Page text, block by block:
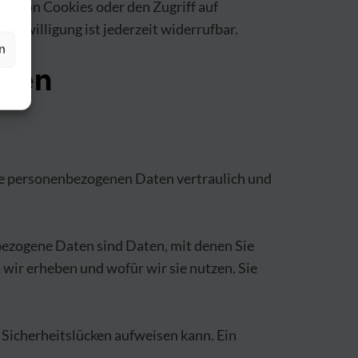
von Cookies oder den Zugriff auf
Einwilligung ist jederzeit widerrufbar.
Daten vertraulich und
Daten sind Daten, mit denen Sie
erheben und wofür wir sie nutzen. Sie
aufweisen kann. Ein